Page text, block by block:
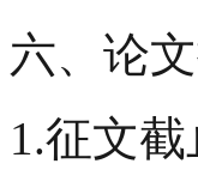
六、论
1.征文